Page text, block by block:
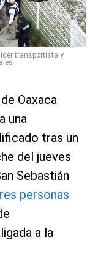
transportista y
Oaxaca
una
tras un
del jueves
Sebastián
personas
a la